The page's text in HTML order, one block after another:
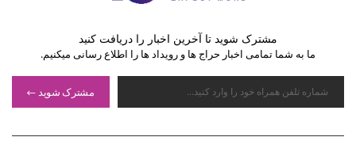
مشترک شوید تا آخرین اخبار را دریافت کنید
ما به شما تمامی اخبار حراج ها و رویداد ها را اطلاع رسانی میکنیم.
مشترک شوید